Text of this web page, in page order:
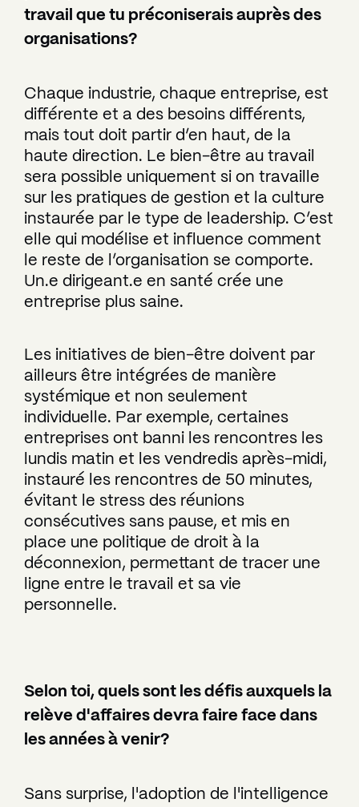
travail que tu préconiserais auprès des
organisations?
Chaque industrie, chaque entreprise, est
différente et a des besoins différents,
mais tout doit partir d’en haut, de la
haute direction. Le bien-être au travail
sera possible uniquement si on travaille
sur les pratiques de gestion et la culture
instaurée par le type de leadership. C’est
elle qui modélise et influence comment
le reste de l’organisation se comporte.
Un.e dirigeant.e en santé crée une
entreprise plus saine.
Les initiatives de bien-être doivent par
ailleurs être intégrées de manière
systémique et non seulement
individuelle. Par exemple, certaines
entreprises ont banni les rencontres les
lundis matin et les vendredis après-midi,
instauré les rencontres de 50 minutes,
évitant le stress des réunions
consécutives sans pause, et mis en
place une politique de droit à la
déconnexion, permettant de tracer une
ligne entre le travail et sa vie
personnelle.
Selon toi, quels sont les défis auxquels la
relève d'affaires devra faire face dans
les années à venir?
Sans surprise, l'adoption de l'intelligence